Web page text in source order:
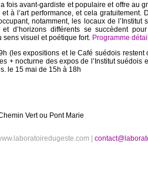
fois avant-gardiste et populaire et offre au
à l’art performance, et cela gratuitement.
notamment, les locaux de l’Institut
et d’horizons différents se succèdent
visuel et poétique fort. Programme
(les expositions et le Café suédois restent
+ nocturne des expos de l’Institut suédois
le 15 mai de 15h à 18h
Vert ou Pont Marie
|